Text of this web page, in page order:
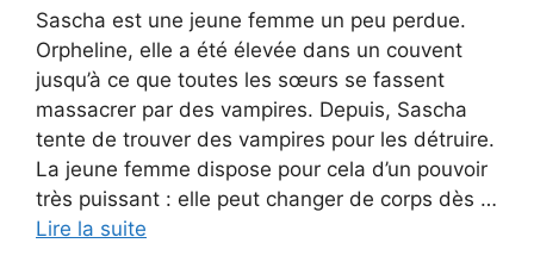
Sascha est une jeune femme un peu perdue.
Orpheline, elle a été élevée dans un couvent
jusqu’à ce que toutes les sœurs se fassent
massacrer par des vampires. Depuis, Sascha
tente de trouver des vampires pour les détruire.
La jeune femme dispose pour cela d’un pouvoir
très puissant : elle peut changer de corps dès …
Lire la suite